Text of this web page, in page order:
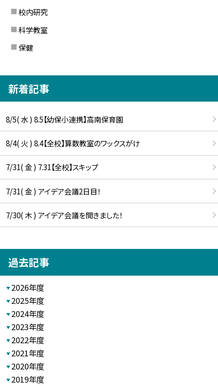
校内研究
科学教室
保健
新着記事
8/5( 水 ) 8.5【幼保小連携】高南保育園
8/4( 火 ) 8.4【全校】算数教室のワックスがけ
7/31( 金 ) 7.31【全校】スキップ
7/31( 金 ) アイデア会議2日目！
7/30( 木 ) アイデア会議を開きました！
過去記事
2026年度
2025年度
2024年度
2023年度
2022年度
2021年度
2020年度
2019年度